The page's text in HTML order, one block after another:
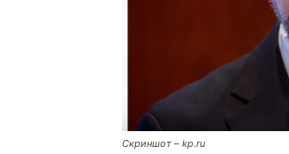
Скриншот – kp.ru